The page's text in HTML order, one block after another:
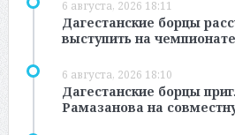
6 августа, 2026 18:11
Дагестанские борцы
выступить на
6 августа, 2026 18:10
Дагестанские борцы
Рамазанова на